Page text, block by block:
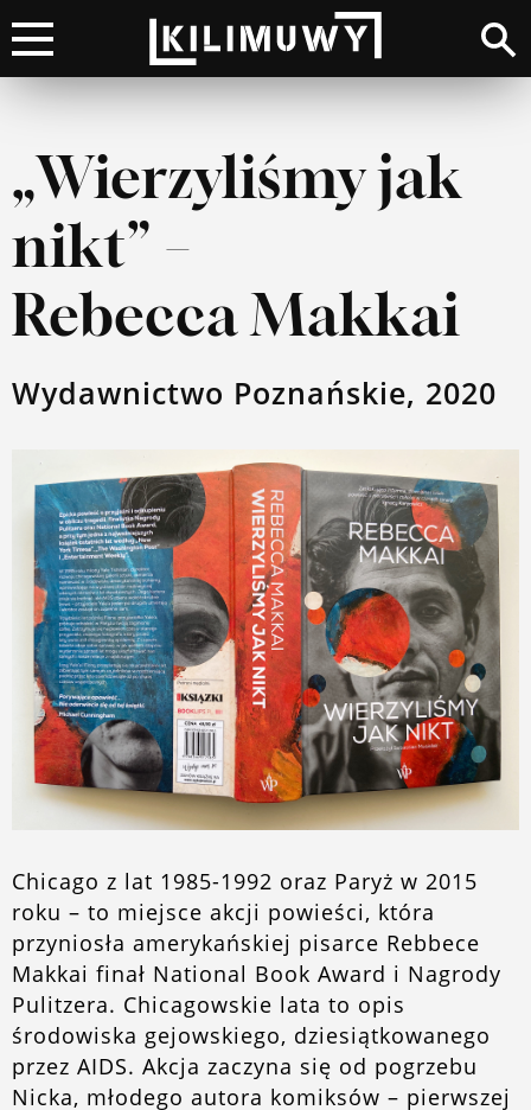
„Wierzyliśmy jak
nikt” –
Rebecca Makkai
Wydawnictwo Poznańskie, 2020
Chicago z lat 1985-1992 oraz Paryż w 2015
roku – to miejsce akcji powieści, która
przyniosła amerykańskiej pisarce Rebbece
Makkai finał National Book Award i Nagrody
Pulitzera. Chicagowskie lata to opis
środowiska gejowskiego, dziesiątkowanego
przez AIDS. Akcja zaczyna się od pogrzebu
Nicka, młodego autora komiksów – pierwszej
×
Literatura
Muzyka
Wydarzenia
Moje top 100
Lista przebojów
O blogu